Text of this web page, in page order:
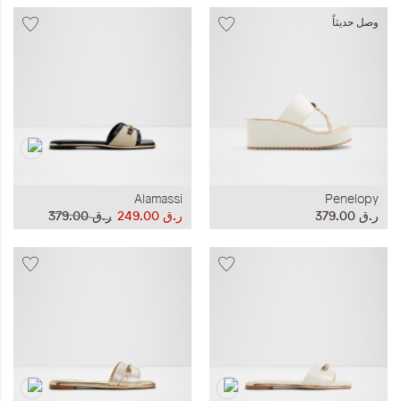
وصل حديثاً
Penelopy
ر.ق‏ 379.00
Alamassi
ر.ق‏ 379.00
ر.ق‏ 249.00